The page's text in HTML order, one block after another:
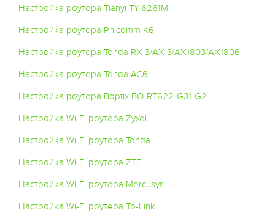
Настройка роутера Tianyi TY-6261M
Настройка роутера Phicomm K6
Настройка роутера Tenda RX-3/AX-3/AX1803/AX1806
Настройка роутера Tenda AC6
Настройка роутера Boptix BO-RT622-G31-G2
Настройка Wi-Fi роутера Zyxel
Настройка Wi-Fi роутера Tenda
Настройка WI-Fi роутера ZTE
Настройка WI-Fi роутера Mercusys
Настройка Wi-Fi роутера Tp-Link